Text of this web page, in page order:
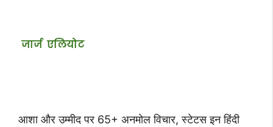
जार्ज एलियोट
आशा और उम्मीद पर 65+ अनमोल विचार, स्टेटस इन हिंदी